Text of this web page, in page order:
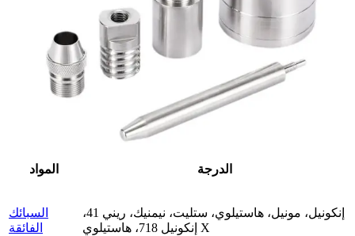
المواد الدرجة
السبائك
الفائقة
إنكونيل، مونيل، هاستيلوي، ستليت، نيمنيك، ريني 41،
إنكونيل 718، هاستيلوي X